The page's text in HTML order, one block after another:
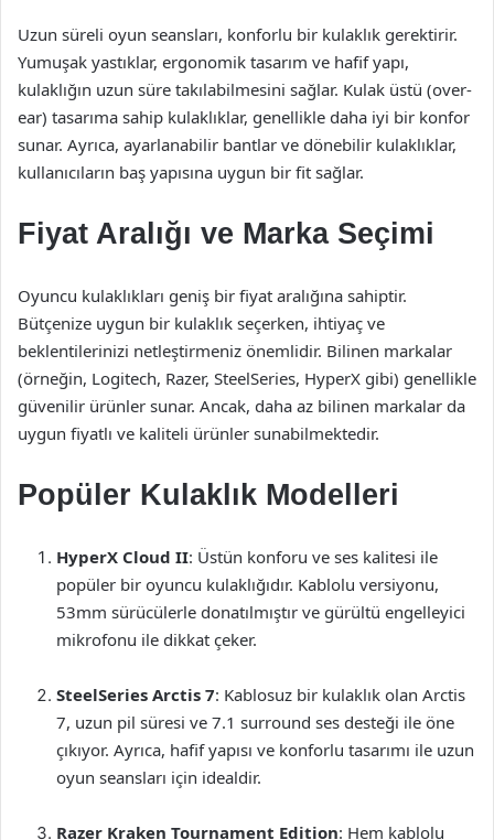
Uzun süreli oyun seansları, konforlu bir kulaklık gerektirir.
Yumuşak yastıklar, ergonomik tasarım ve hafif yapı,
kulaklığın uzun süre takılabilmesini sağlar. Kulak üstü (over-
ear) tasarıma sahip kulaklıklar, genellikle daha iyi bir konfor
sunar. Ayrıca, ayarlanabilir bantlar ve dönebilir kulaklıklar,
kullanıcıların baş yapısına uygun bir fit sağlar.
Fiyat Aralığı ve Marka Seçimi
Oyuncu kulaklıkları geniş bir fiyat aralığına sahiptir.
Bütçenize uygun bir kulaklık seçerken, ihtiyaç ve
beklentilerinizi netleştirmeniz önemlidir. Bilinen markalar
(örneğin, Logitech, Razer, SteelSeries, HyperX gibi) genellikle
güvenilir ürünler sunar. Ancak, daha az bilinen markalar da
uygun fiyatlı ve kaliteli ürünler sunabilmektedir.
Popüler Kulaklık Modelleri
HyperX Cloud II: Üstün konforu ve ses kalitesi ile
popüler bir oyuncu kulaklığıdır. Kablolu versiyonu,
53mm sürücülerle donatılmıştır ve gürültü engelleyici
mikrofonu ile dikkat çeker.
SteelSeries Arctis 7: Kablosuz bir kulaklık olan Arctis
7, uzun pil süresi ve 7.1 surround ses desteği ile öne
çıkıyor. Ayrıca, hafif yapısı ve konforlu tasarımı ile uzun
oyun seansları için idealdir.
Razer Kraken Tournament Edition: Hem kablolu